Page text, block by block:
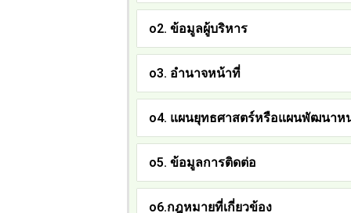
o2. ข้อมูลผู้บริหาร
o3. อำนาจหน้าที่
o4. แผนยุทธศาสตร์หรือแผนพัฒนาห
o5. ข้อมูลการติดต่อ
o6.กฎหมายที่เกี่ยวข้อง